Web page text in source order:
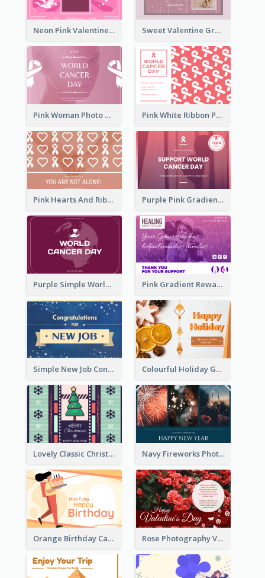
Neon Pink Valentine Greeting Card Design Ideas Sweet Valentine Greeting Card Design Ideas
Pink Woman Photo World Cancer Day Greeting Card Pink White Ribbon Patterns World Cancer Day Greeting Card
Pink Hearts And Ribbon Patterns World Cancer Day Greeting Card Purple Pink Gradient World Cancer Day Greeting Card
Purple Simple World Cancer Day Greeting Card Pink Gradient Reward For Donation Card Design
Simple New Job Congratulations Card In Yellow And Blue Colourful Holiday Greeting Card In Orange Theme
Lovely Classic Christmas Greeting Card Design Navy Fireworks Photo Happy New Year Greeting Card
Orange Birthday Card For Teacher Rose Photography Valentine's Day Greeting Card